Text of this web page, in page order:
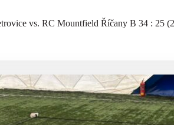
vs. RC Mountfield Říčany B 34 : 25